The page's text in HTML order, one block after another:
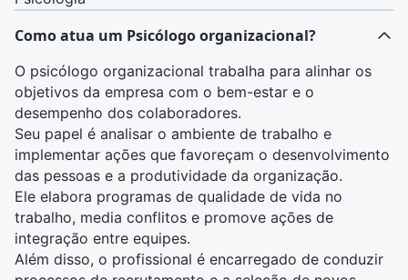
Como atua um Psicólogo organizacional?
O psicólogo organizacional trabalha para alinhar os
objetivos da empresa com o bem-estar e o
desempenho dos colaboradores.
Seu papel é analisar o ambiente de trabalho e
implementar ações que favoreçam o desenvolvimento
das pessoas e a produtividade da organização.
Ele elabora programas de qualidade de vida no
trabalho, media conflitos e promove ações de
integração entre equipes.
Além disso, o profissional é encarregado de conduzir